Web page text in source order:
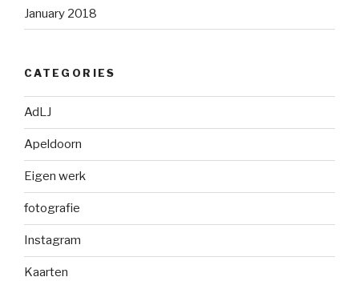
January 2018
CATEGORIES
AdLJ
Apeldoorn
Eigen werk
fotografie
Instagram
Kaarten